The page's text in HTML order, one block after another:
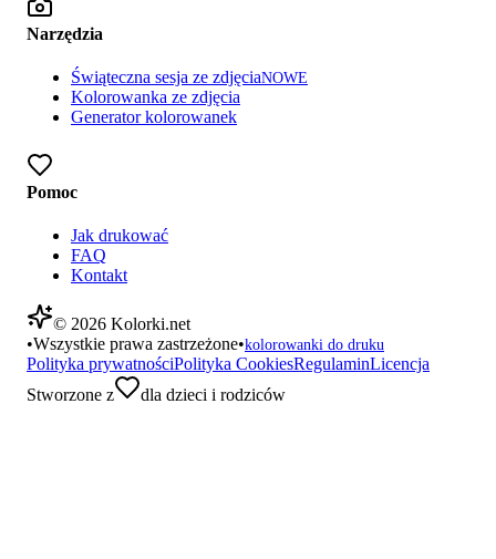
Narzędzia
Świąteczna sesja ze zdjęciaNOWE
Kolorowanka ze zdjęcia
Generator kolorowanek
Pomoc
Jak drukować
FAQ
Kontakt
© 2026 Kolorki.net
•Wszystkie prawa zastrzeżone•kolorowanki do druku
Polityka prywatnościPolityka CookiesRegulaminLicencja
Stworzone z
dla dzieci i rodziców